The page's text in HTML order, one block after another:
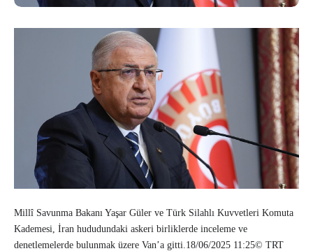
Millî Savunma Bakanı Yaşar Güler ve Türk Silahlı Kuvvetleri Komuta
Kademesi, İran hududundaki askeri birliklerde inceleme ve
denetlemelerde bulunmak üzere Van’a gitti.18/06/2025 11:25© TRT